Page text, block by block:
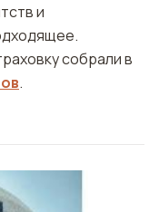
и
собрали в
.